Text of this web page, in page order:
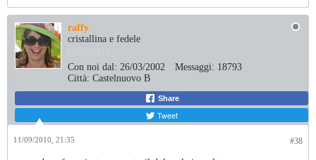
raffy
cristallina e fedele
Con noi dal: 26/03/2002 Messaggi: 18793
Città: Castelnuovo B
Share
Tweet
#38
11/09/2010, 21:35